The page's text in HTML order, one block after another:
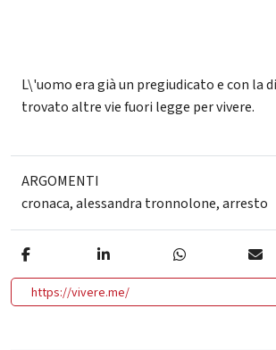
L\'uomo era già un pregiudicato e con la
trovato altre vie fuori legge per vivere.
ARGOMENTI
cronaca,alessandra tronnolone,arresto
https://vivere.me/